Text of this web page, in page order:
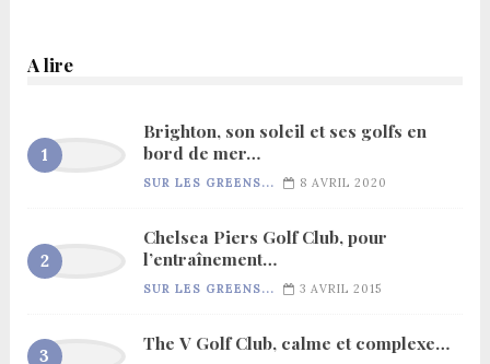
A lire
Brighton, son soleil et ses golfs en
bord de mer…
SUR LES GREENS... 8 AVRIL 2020
Chelsea Piers Golf Club, pour
l’entraînement…
SUR LES GREENS... 3 AVRIL 2015
The V Golf Club, calme et complexe…